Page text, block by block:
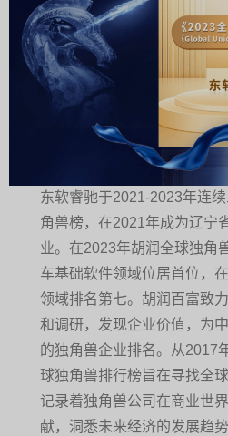
东软睿驰于2021-2023年连
角兽榜，在2021年成为辽宁
业。在2023年胡润全球独角
车基础软件领域位居首位，
领域排名第七。胡润百富致
和调研，发现企业价值，为
的独角兽企业排名。从2017
球独角兽排行榜旨在寻找全
记录着独角兽公司在商业世
献，洞悉未来经济的发展趋